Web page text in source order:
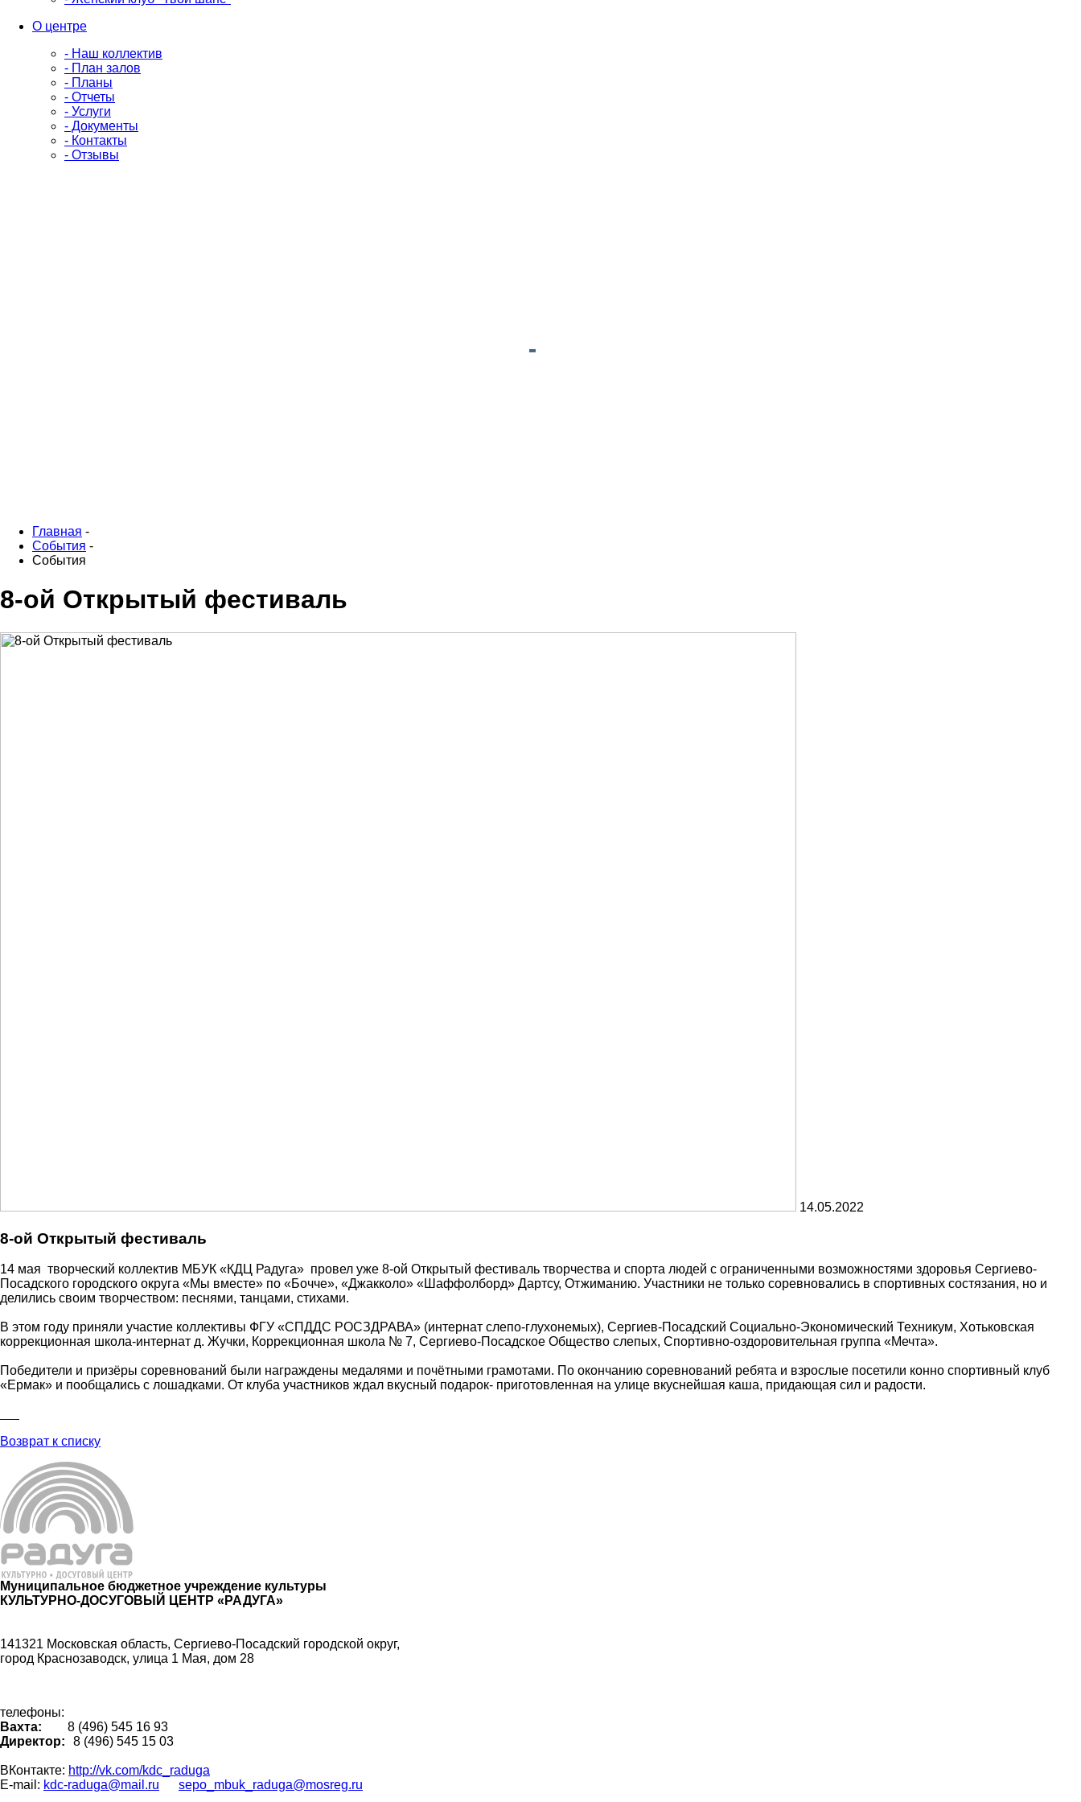
О центре
- Наш коллектив
- План залов
- Планы
- Отчеты
- Услуги
- Документы
- Контакты
- Отзывы
Главная -
События -
События
8-ой Открытый фестиваль
14.05.2022
8-ой Открытый фестиваль
14 мая творческий коллектив МБУК «КДЦ Радуга» провел уже 8-ой Открытый фестиваль творчества и спорта людей с ограниченными возможностями здоровья Сергиево-
Посадского городского округа «Мы вместе» по «Бочче», «Джакколо» «Шаффолборд» Дартсу, Отжиманию. Участники не только соревновались в спортивных состязания, но и
делились своим творчеством: песнями, танцами, стихами.
В этом году приняли участие коллективы ФГУ «СПДДС РОСЗДРАВА» (интернат слепо-глухонемых), Сергиев-Посадский Социально-Экономический Техникум, Хотьковская
коррекционная школа-интернат д. Жучки, Коррекционная школа № 7, Сергиево-Посадское Общество слепых, Спортивно-оздоровительная группа «Мечта».
Победители и призёры соревнований были награждены медалями и почётными грамотами. По окончанию соревнований ребята и взрослые посетили конно спортивный клуб
«Ермак» и пообщались с лошадками. От клуба участников ждал вкусный подарок- приготовленная на улице вкуснейшая каша, придающая сил и радости.
Возврат к списку
Муниципальное бюджетное учреждение культуры
КУЛЬТУРНО-ДОСУГОВЫЙ ЦЕНТР «РАДУГА»
141321 Московская область, Сергиево-Посадский городской округ,
город Краснозаводск, улица 1 Мая, дом 28
телефоны:
Вахта:
8 (496) 545 16 93
Директор:
8 (496) 545 15 03
ВКонтакте: http://vk.com/kdc_raduga
E-mail: kdc-raduga@mail.ru sepo_mbuk_raduga@mosreg.ru